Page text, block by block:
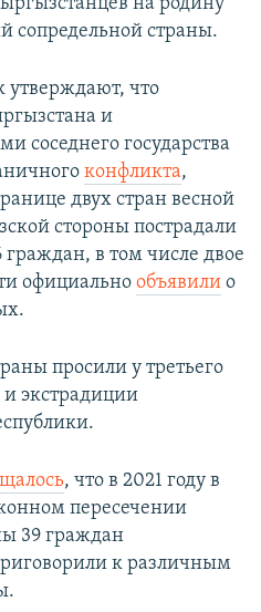
сопредельной страны.
утверждают, что
и
соседнего государства
конфликта,
двух стран весной
стороны пострадали
граждан, в том числе двое
официально объявили о
просили у третьего
и экстрадиции
, что в 2021 году в
пересечении
39 граждан
к различным